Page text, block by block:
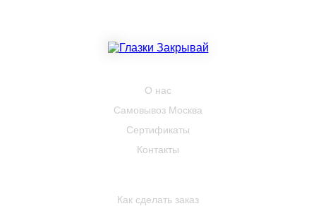
О нас
Самовывоз Москва
Сертификаты
Контакты
Как сделать заказ